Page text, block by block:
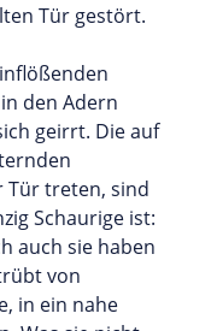
Tür gestört.
den Adern
geirrt. Die auf
Tür treten, sind
Schaurige ist:
auch sie haben
von
in ein nahe